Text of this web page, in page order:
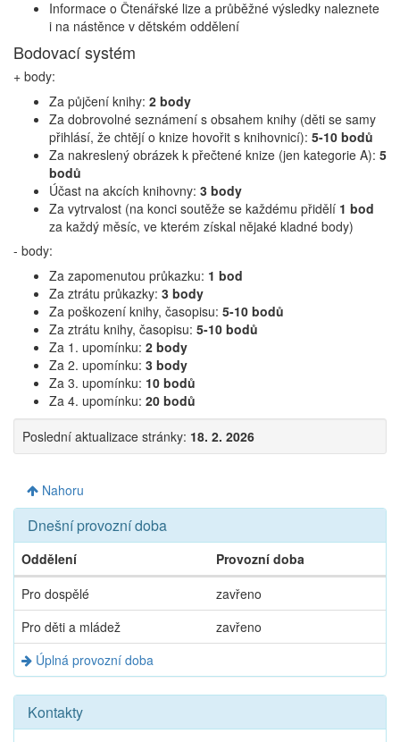
Informace o Čtenářské lize a průběžné výsledky naleznete
i na nástěnce v dětském oddělení
Bodovací systém
+ body:
Za půjčení knihy: 2 body
Za dobrovolné seznámení s obsahem knihy (děti se samy
přihlásí, že chtějí o knize hovořit s knihovnicí): 5-10 bodů
Za nakreslený obrázek k přečtené knize (jen kategorie A): 5
bodů
Účast na akcích knihovny: 3 body
Za vytrvalost (na konci soutěže se každému přidělí 1 bod
za každý měsíc, ve kterém získal nějaké kladné body)
- body:
Za zapomenutou průkazku: 1 bod
Za ztrátu průkazky: 3 body
Za poškození knihy, časopisu: 5-10 bodů
Za ztrátu knihy, časopisu: 5-10 bodů
Za 1. upomínku: 2 body
Za 2. upomínku: 3 body
Za 3. upomínku: 10 bodů
Za 4. upomínku: 20 bodů
Poslední aktualizace stránky: 18. 2. 2026
Nahoru
Dnešní provozní doba
Dnešní
provozní
doba
Oddělení
Provozní doba
Pro dospělé
zavřeno
Pro děti a mládež
zavřeno
Úplná provozní doba
Kontakty